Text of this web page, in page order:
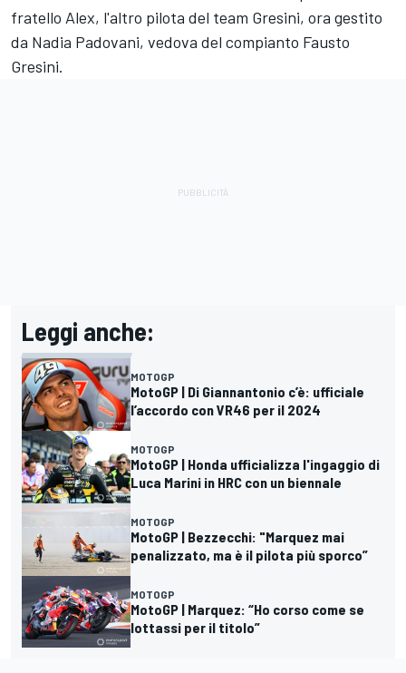
fratello Alex, l'altro pilota del team Gresini, ora gestito
da Nadia Padovani, vedova del compianto Fausto
Gresini.
Leggi anche:
MOTOGP
MotoGP | Di Giannantonio c’è: ufficiale
l’accordo con VR46 per il 2024
MOTOGP
MotoGP | Honda ufficializza l'ingaggio di
Luca Marini in HRC con un biennale
MOTOGP
MotoGP | Bezzecchi: "Marquez mai
penalizzato, ma è il pilota più sporco”
MOTOGP
MotoGP | Marquez: “Ho corso come se
lottassi per il titolo”